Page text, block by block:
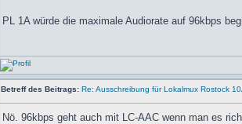
PL 1A würde die maximale Audiorate auf 96kbps
Betreff des Beitrags: Re: Ausschreibung für Lokalmux Rostock
Nö. 96kbps geht auch mit LC-AAC wenn man es